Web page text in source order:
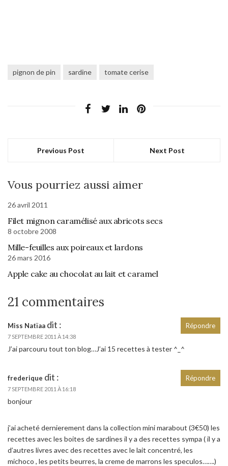
pignon de pin sardine tomate cerise
Previous Post Next Post
Vous pourriez aussi aimer
26 avril 2011
Filet mignon caramélisé aux abricots secs
8 octobre 2008
Mille-feuilles aux poireaux et lardons
26 mars 2016
Apple cake au chocolat au lait et caramel
21 commentaires
Miss Natïaa dit :
7 SEPTEMBRE 2011 À 14:38
J’ai parcouru tout ton blog…J’ai 15 recettes à tester ^_^
Répondre
frederique dit :
7 SEPTEMBRE 2011 À 16:18
bonjour
j’ai acheté dernierement dans la collection mini marabout (3€50) les
recettes avec les boites de sardines il y a des recettes sympa ( il y a
d’autres livres avec des recettes avec le lait concentré, les
michoco , les petits beurres, la creme de marrons les speculos…….)
Répondre